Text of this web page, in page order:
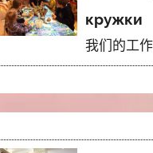
кружки
我们的工